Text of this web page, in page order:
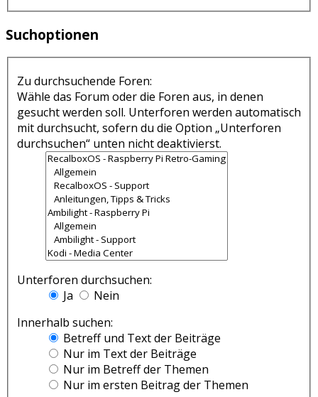
Suchoptionen
Zu durchsuchende Foren:
Wähle das Forum oder die Foren aus, in denen
gesucht werden soll. Unterforen werden automatisch
mit durchsucht, sofern du die Option „Unterforen
durchsuchen“ unten nicht deaktivierst.
Unterforen durchsuchen:
Ja
Nein
Innerhalb suchen:
Betreff und Text der Beiträge
Nur im Text der Beiträge
Nur im Betreff der Themen
Nur im ersten Beitrag der Themen